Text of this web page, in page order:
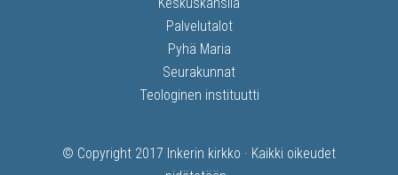
Palvelutalot
Pyhä Maria
Seurakunnat
Teologinen instituutti
© Copyright 2017 Inkerin kirkko · Kaikki oikeudet